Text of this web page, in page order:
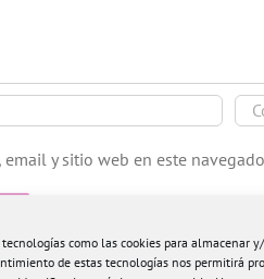
como las cookies para almacenar
de estas tecnologías nos permitirá
email y sitio web en este